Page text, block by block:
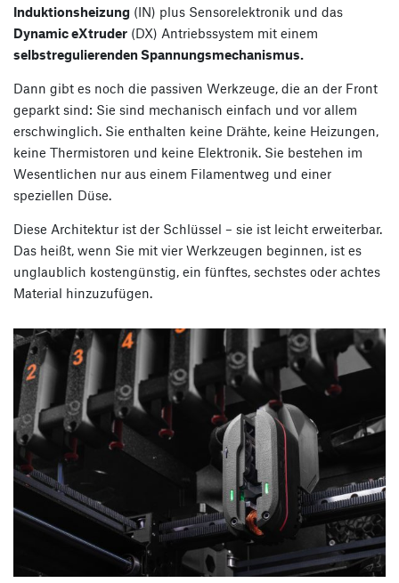
Induktionsheizung (IN) plus Sensorelektronik und das
Dynamic eXtruder (DX) Antriebssystem mit einem
selbstregulierenden Spannungsmechanismus.
Dann gibt es noch die passiven Werkzeuge, die an der Front
geparkt sind: Sie sind mechanisch einfach und vor allem
erschwinglich. Sie enthalten keine Drähte, keine Heizungen,
keine Thermistoren und keine Elektronik. Sie bestehen im
Wesentlichen nur aus einem Filamentweg und einer
speziellen Düse.
Diese Architektur ist der Schlüssel – sie ist leicht erweiterbar.
Das heißt, wenn Sie mit vier Werkzeugen beginnen, ist es
unglaublich kostengünstig, ein fünftes, sechstes oder achtes
Material hinzuzufügen.